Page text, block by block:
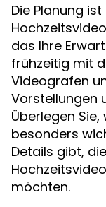
Die Planung
das Ihre
frühzeitig mit
Videografen
Vorstellungen
Überlegen
besonders
Details gibt,
möchten.